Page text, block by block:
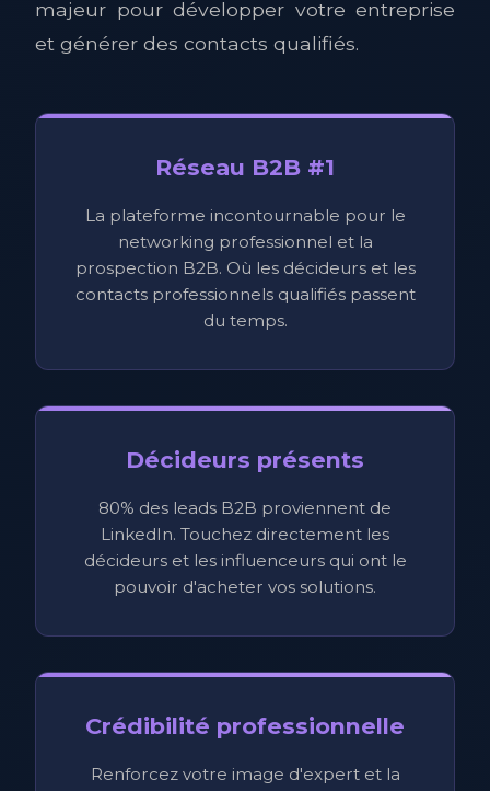
majeur pour développer votre entreprise
et générer des contacts qualifiés.
Réseau B2B #1
La plateforme incontournable pour le
networking professionnel et la
prospection B2B. Où les décideurs et les
contacts professionnels qualifiés passent
du temps.
Décideurs présents
80% des leads B2B proviennent de
LinkedIn. Touchez directement les
décideurs et les influenceurs qui ont le
pouvoir d'acheter vos solutions.
Crédibilité professionnelle
Renforcez votre image d'expert et la